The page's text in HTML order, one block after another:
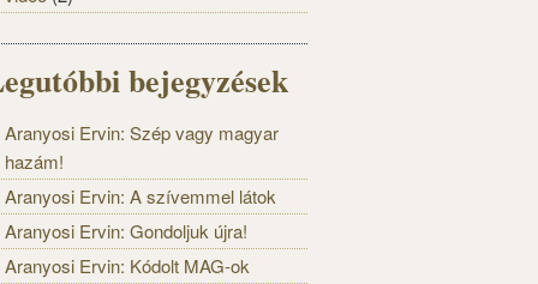
bejegyzések
Aranyosi Ervin: Szép vagy magyar
hazám!
Aranyosi Ervin: A szívemmel látok
Aranyosi Ervin: Gondoljuk újra!
Aranyosi Ervin: Kódolt MAG-ok